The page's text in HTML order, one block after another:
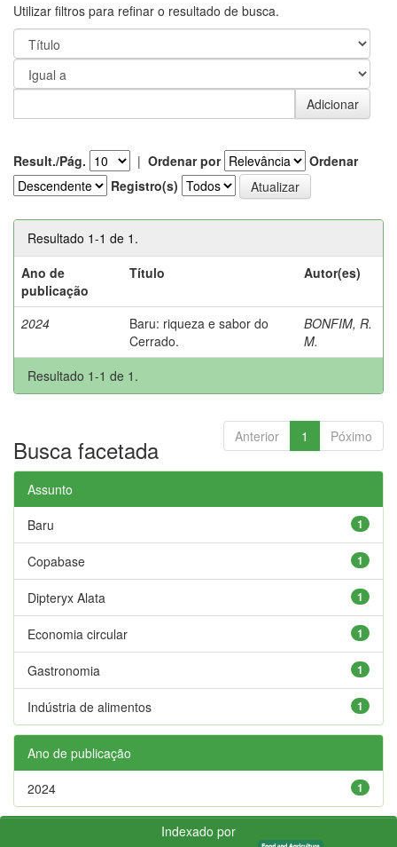
Utilizar filtros para refinar o resultado de busca.
Result./Pág. | Ordenar por
Ordenar
Registro(s)
Resultado 1-1 de 1.
Ano de
publicação
Título Autor(es)
2024
Baru: riqueza e sabor do
Cerrado.
BONFIM, R.
M.
Resultado 1-1 de 1.
Anterior 1 Póximo
Busca facetada
Assunto
1
Baru
1
Copabase
1
Dipteryx Alata
1
Economia circular
1
Gastronomia
1
Indústria de alimentos
Ano de publicação
1
2024
Indexado por